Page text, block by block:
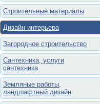
Строительные материалы
Дизайн интерьера
Загородное строительство
Сантехника, услуги
сантехника
Земляные работы,
ландшафтный дизайн